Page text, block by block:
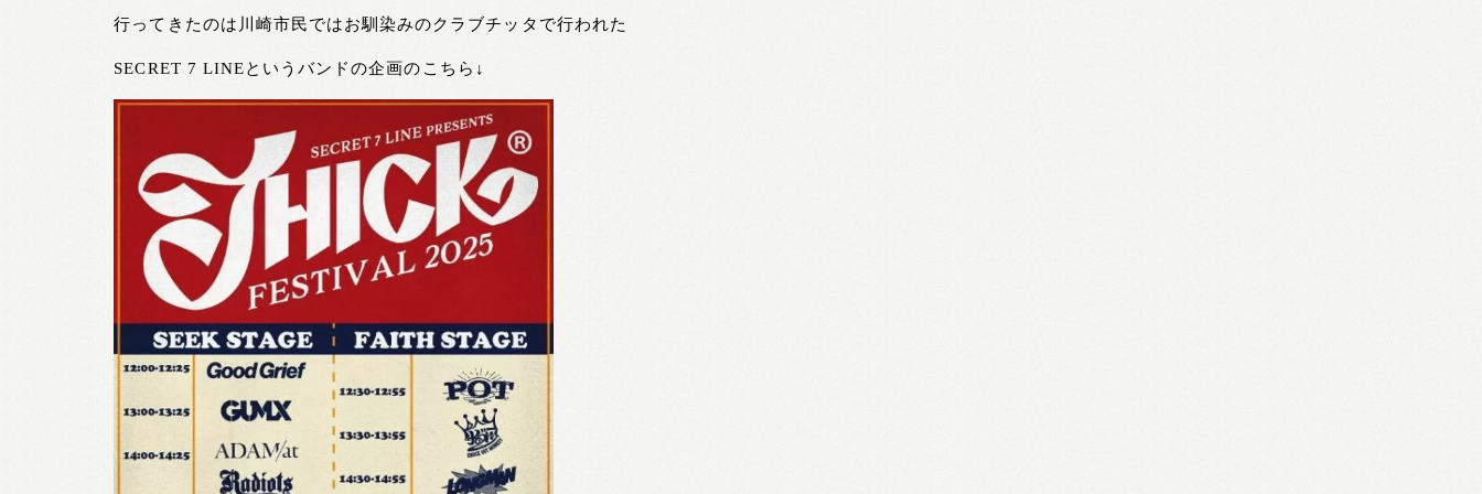
行ってきたのは川崎市民ではお馴染みのクラブチッタで行われた
SECRET 7 LINEというバンドの企画のこちら↓